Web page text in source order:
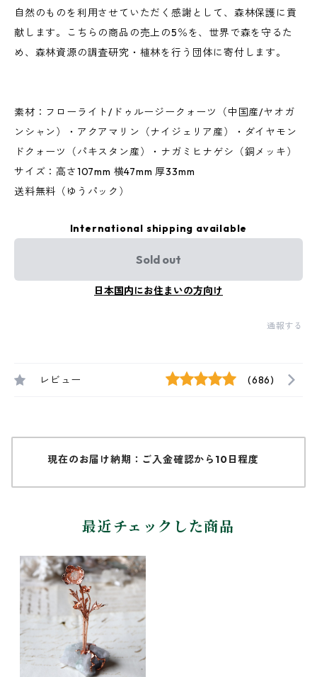
自然のものを利用させていただく感謝として、森林保護に貢
献します。こちらの商品の売上の5％を、世界で森を守るた
め、森林資源の調査研究・植林を行う団体に寄付します。
素材：フローライト/ドゥルージークォーツ（中国産/ヤオガ
ンシャン）・アクアマリン（ナイジェリア産）・ダイヤモン
ドクォーツ（パキスタン産）・ナガミヒナゲシ（銅メッキ）
サイズ：高さ107mm 横47mm 厚33mm
送料無料（ゆうパック）
International shipping available
Sold out
日本国内にお住まいの方向け
通報する
レビュー (686)
現在のお届け納期：ご入金確認から10日程度
最近チェックした商品